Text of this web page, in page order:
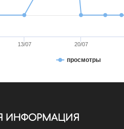
просмотры
13/07 20/07
ИНФОРМАЦИЯ